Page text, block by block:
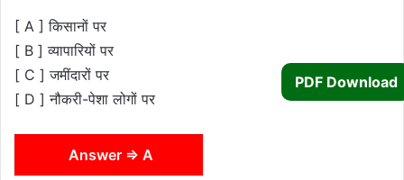
[ A ] किसानों पर
[ B ] व्यापारियों पर
[ C ] जमींदारों पर
[ D ] नौकरी-पेशा लोगों पर
Answer ⇒ A
PDF Download